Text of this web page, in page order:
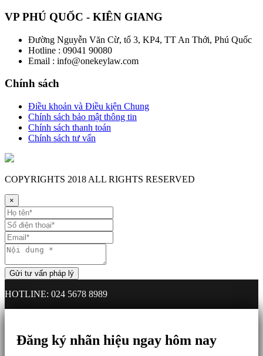
VP PHÚ QUỐC - KIÊN GIANG
Đường Nguyễn Văn Cừ, tổ 3, KP4, TT An Thới, Phú Quốc
Hotline : 09041 90080
Email : info@onekeylaw.com
Chính sách
Điều khoản và Điều kiện Chung
Chính sách bảo mật thông tin
Chính sách thanh toán
Chính sách tư vấn
COPYRIGHTS 2018 ALL RIGHTS RESERVED
×
HOTLINE: 024 5678 8989
Đăng ký nhãn hiệu ngay hôm nay